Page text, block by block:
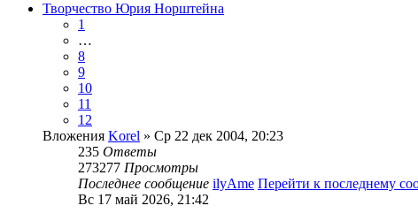
Творчество Юрия Норштейна
1
…
8
9
10
11
12
Вложения Korel » Ср 22 дек 2004, 20:23
235 Ответы
273277 Просмотры
Последнее сообщение ilyAme Перейти к последнему
Вс 17 май 2026, 21:42